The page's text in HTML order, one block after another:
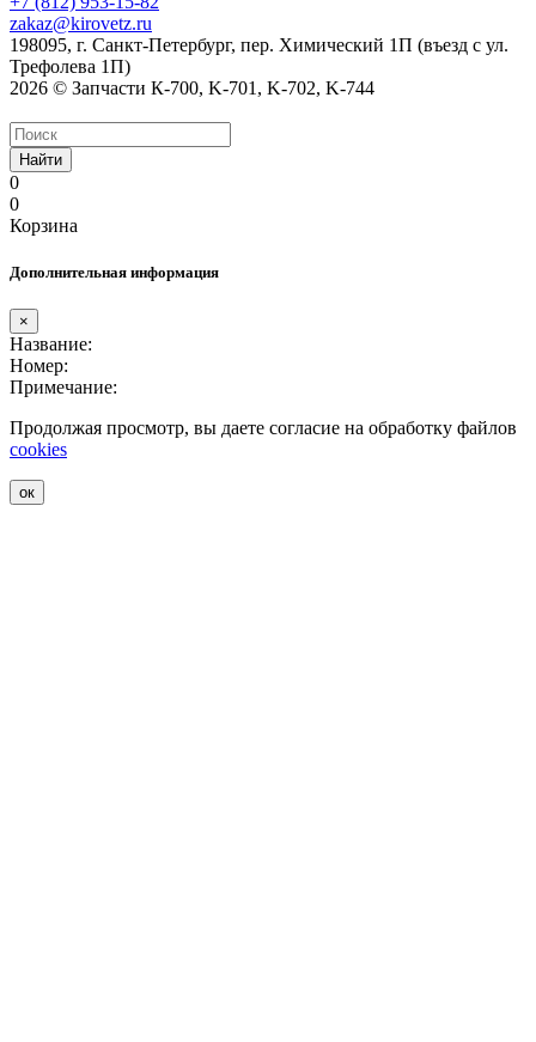
zakaz@kirovetz.ru
198095, г. Санкт-Петербург, пер. Химический 1П (въезд с ул.
Трефолева 1П)
2026 © Запчасти К-700, K-701, K-702, K-744
Найти
0
0
Корзина
Дополнительная информация
×
Название:
Номер:
Примечание:
Продолжая просмотр, вы даете согласие на обработку файлов
cookies
ок